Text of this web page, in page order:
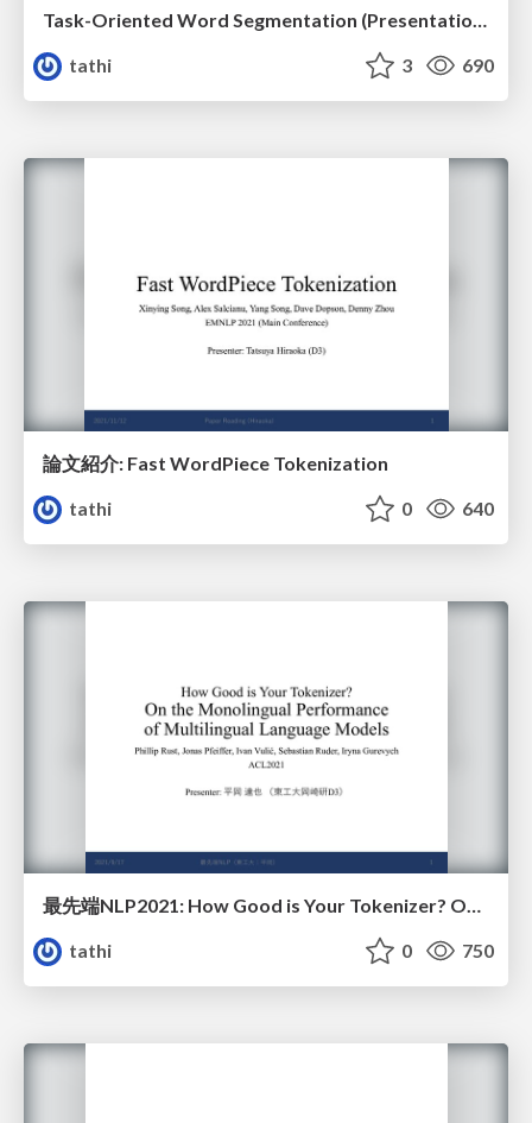
Task-Oriented Word Segmentation (Presentation for Doctoral Dissertation)
tathi
3 690
論文紹介: Fast WordPiece Tokenization
tathi
0 640
最先端NLP2021: How Good is Your Tokenizer? On the Monolingual Performance of Multilingual Language Models
tathi
0 750